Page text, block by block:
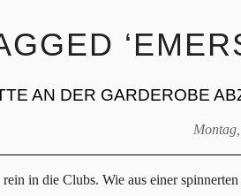
AN DER GARDEROBE
rein in die Clubs. Wie aus einer